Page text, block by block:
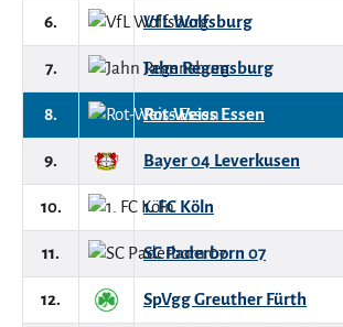
6. VfL Wolfsburg
7. Jahn Regensburg
8. Rot-Weiss Essen
9. Bayer 04 Leverkusen
10. 1. FC Köln
11. SC Paderborn 07
12. SpVgg Greuther Fürth